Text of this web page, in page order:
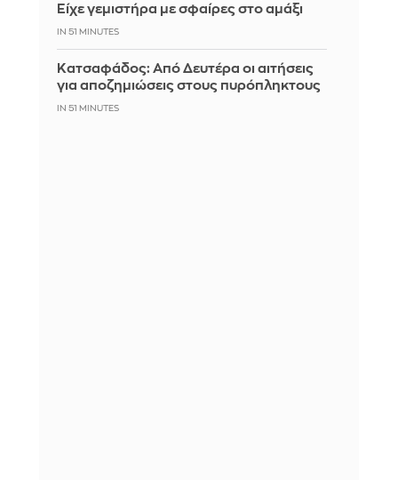
Είχε γεμιστήρα με σφαίρες στο αμάξι
IN 51 MINUTES
Κατσαφάδος: Από Δευτέρα οι αιτήσεις
για αποζημιώσεις στους πυρόπληκτους
IN 51 MINUTES